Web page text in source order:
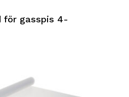
för gasspis 4-